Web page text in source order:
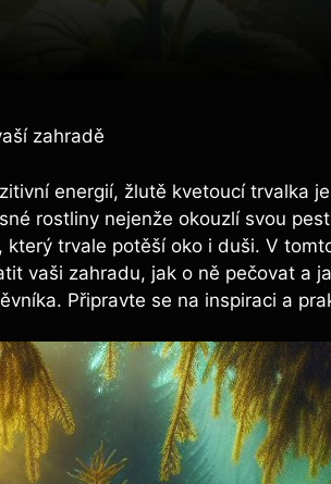
zahradě
energií, žlutě kvetoucí trvalka je
rostliny nejenže okouzlí svou
který trvale potěší oko i duši. V
vaši zahradu, jak o ně pečovat a
Připravte se na inspiraci a